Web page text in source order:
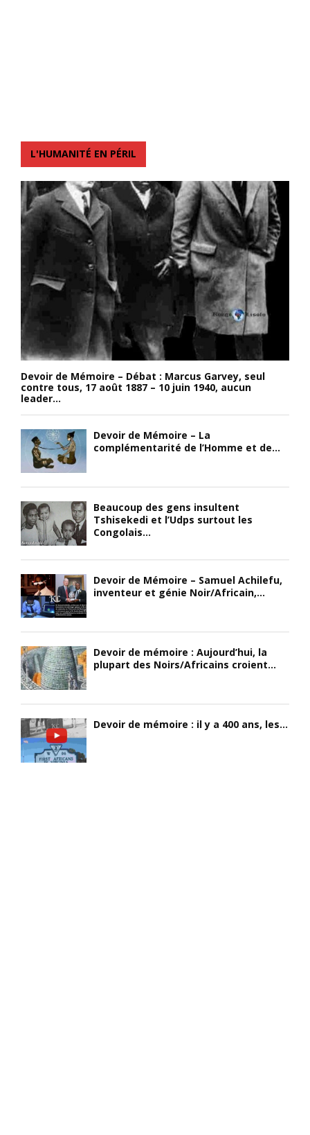
L'HUMANITÉ EN PÉRIL
Devoir de Mémoire – Débat : Marcus Garvey, seul
contre tous, 17 août 1887 – 10 juin 1940, aucun
leader...
Devoir de Mémoire – La
complémentarité de l’Homme et de...
Beaucoup des gens insultent
Tshisekedi et l’Udps surtout les
Congolais...
Devoir de Mémoire – Samuel Achilefu,
inventeur et génie Noir/Africain,...
Devoir de mémoire : Aujourd’hui, la
plupart des Noirs/Africains croient...
Devoir de mémoire : il y a 400 ans, les...